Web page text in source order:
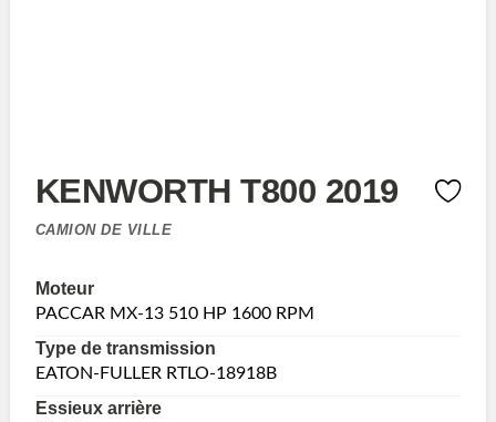
KENWORTH T800 2019
CAMION DE VILLE
Moteur
PACCAR MX-13 510 HP 1600 RPM
Type de transmission
EATON-FULLER RTLO-18918B
Essieux arrière